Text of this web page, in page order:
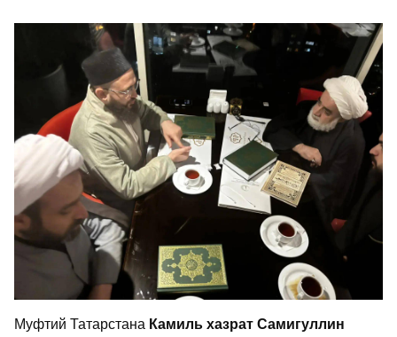
Муфтий Татарстана Камиль хазрат Самигуллин